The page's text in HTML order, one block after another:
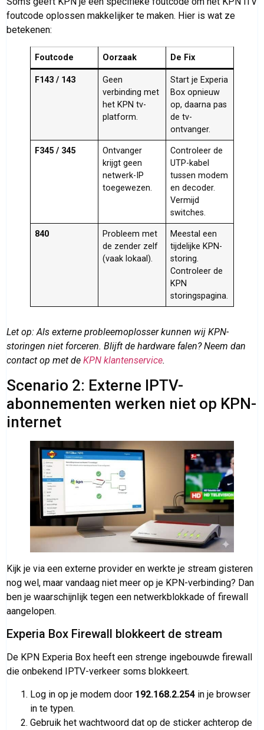
foutcode oplossen makkelijker te maken. Hier is wat ze
betekenen:
Foutcode Oorzaak De Fix
F143 / 143
Geen
verbinding met
het KPN tv-
platform.
Start je Experia
Box opnieuw
op, daarna pas
de tv-
ontvanger.
F345 / 345
Ontvanger
krijgt geen
netwerk-IP
toegewezen.
Controleer de
UTP-kabel
tussen modem
en decoder.
Vermijd
switches.
840
Probleem met
de zender zelf
(vaak lokaal).
Meestal een
tijdelijke KPN-
storing.
Controleer de
KPN
storingspagina.
Let op: Als externe probleemoplosser kunnen wij KPN-
storingen niet forceren. Blijft de hardware falen? Neem dan
contact op met de KPN klantenservice.
Scenario 2: Externe IPTV-
abonnementen werken niet op KPN-
internet
Kijk je via een externe provider en werkte je stream gisteren
nog wel, maar vandaag niet meer op je KPN-verbinding? Dan
ben je waarschijnlijk tegen een netwerkblokkade of firewall
aangelopen.
Experia Box Firewall blokkeert de stream
De KPN Experia Box heeft een strenge ingebouwde firewall
die onbekend IPTV-verkeer soms blokkeert.
Log in op je modem door 192.168.2.254 in je browser
in te typen.
Gebruik het wachtwoord dat op de sticker achterop de